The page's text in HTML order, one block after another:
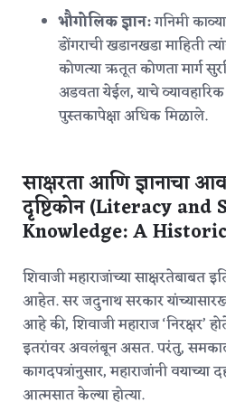
भौगोलिक ज्ञान:गनिमी
डोंगराची खडानखडा माहिती
कोणत्या ऋतूत कोणता मार्ग
अडवता येईल, याचे व्यावहारिक
पुस्तकापेक्षा अधिक मिळाले.
साक्षरता आणि ज्ञानाचा
दृष्टिकोन (Literacy and
Knowledge: A
शिवाजी महाराजांच्या साक्षरतेबाबत
आहेत. सर जदुनाथ सरकार
आहे की, शिवाजी महाराज ‘निरक्षर’
इतरांवर अवलंबून असत.परंतु,
कागदपत्रांनुसार, महाराजांनी वयाच्या
आत्मसात केल्या होत्या.